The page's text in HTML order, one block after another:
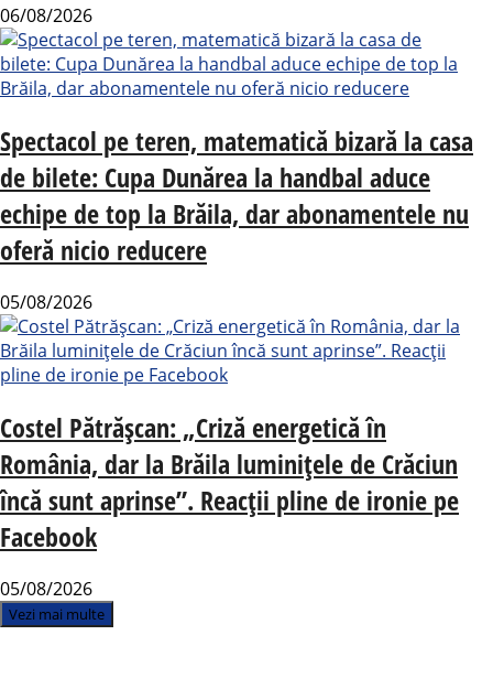
06/08/2026
Spectacol pe teren, matematică bizară la casa
de bilete: Cupa Dunărea la handbal aduce
echipe de top la Brăila, dar abonamentele nu
oferă nicio reducere
05/08/2026
Costel Pătrășcan: „Criză energetică în
România, dar la Brăila luminițele de Crăciun
încă sunt aprinse”. Reacții pline de ironie pe
Facebook
05/08/2026
Vezi mai multe